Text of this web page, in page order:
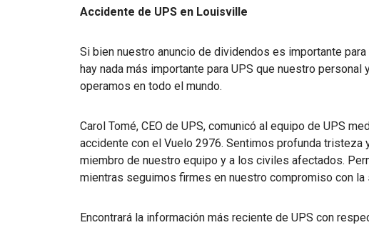
Accidente de UPS en Louisville
Si bien nuestro anuncio de dividendos es importante
hay nada más importante para UPS que nuestro
operamos en todo el mundo.
Carol Tomé, CEO de UPS, comunicó al equipo de UPS
accidente con el Vuelo 2976. Sentimos profunda tristeza
miembro de nuestro equipo y a los civiles afectados.
mientras seguimos firmes en nuestro compromiso con la
Encontrará la información más reciente de UPS con